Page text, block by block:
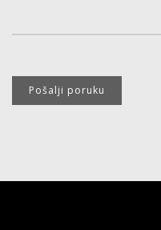
Pošalji poruku